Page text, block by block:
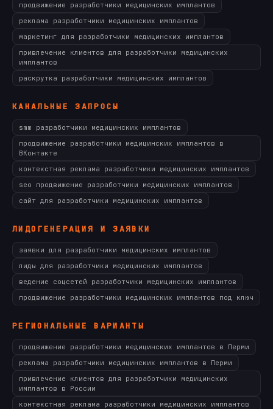
продвижение разработчики медицинских имплантов
реклама разработчики медицинских имплантов
маркетинг для разработчики медицинских имплантов
привлечение клиентов для разработчики медицинских
имплантов
раскрутка разработчики медицинских имплантов
КАНАЛЬНЫЕ ЗАПРОСЫ
smm разработчики медицинских имплантов
продвижение разработчики медицинских имплантов в
ВКонтакте
контекстная реклама разработчики медицинских имплантов
seo продвижение разработчики медицинских имплантов
сайт для разработчики медицинских имплантов
ЛИДОГЕНЕРАЦИЯ И ЗАЯВКИ
заявки для разработчики медицинских имплантов
лиды для разработчики медицинских имплантов
ведение соцсетей разработчики медицинских имплантов
продвижение разработчики медицинских имплантов под ключ
РЕГИОНАЛЬНЫЕ ВАРИАНТЫ
продвижение разработчики медицинских имплантов в Перми
реклама разработчики медицинских имплантов в Перми
привлечение клиентов для разработчики медицинских
имплантов в России
контекстная реклама разработчики медицинских имплантов